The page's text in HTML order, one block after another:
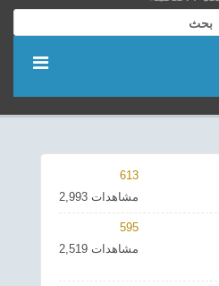
بحث
613
2,993 مشاهدات
595
2,519 مشاهدات